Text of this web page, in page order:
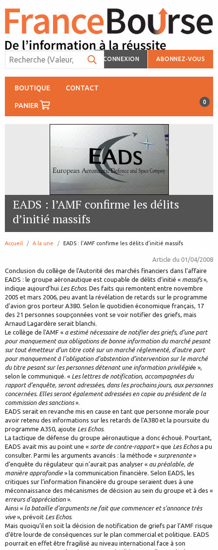
CONNEXION ABONNEZ-VOUS
BOUTIQUE CONTACT
PANIER 0
EADS : l’AMF confirme les délits
d’initié massifs
Accueil A la une page:
EADS : l’AMF confirme les délits d’initié massifs
Article du 01/04/2008
Conclusion du collège de l'Autorité des marchés financiers dans l’affaire
EADS : le groupe aéronautique est coupable de délits d’initié « massifs»,
indique aujourd’hui Les Echos. Des faits qui remontent entre novembre
2005 et mars 2006, peu avant la révélation de retards sur le programme
d'avion gros porteur A380. Selon le quotidien économique français, 17
des 21 personnes soupçonnées vont se voir notifier des griefs, mais
Arnaud Lagardère serait blanchi.
Le collège de l'AMF « a estimé nécessaire de notifier des griefs, d’une part
pour manquement aux obligations de bonne information du marché pesant
sur tout émetteur d’un titre coté sur un marché réglementé, d’autre part
pour manquement à l’obligation d’abstention d’intervention sur le marché
du titre pesant sur les personnes détenant une information privilégiée »,
selon le communiqué. « Les lettres de notification, accompagnées du
rapport d’enquête, seront adressées, dans les prochains jours, aux personnes
concernées. Elles seront également adressées en copie au président de la
commission des sanctions».
EADS serait en revanche mis en cause en tant que personne morale pour
avoir retenu des informations sur les retards de l'A380 et la poursuite du
programme A350, ajoute Les Echos.
La tactique de défense du groupe aéronautique a donc échoué. Pourtant,
EADS avait mis au point une « sorte de contre-rapport» que Les Echosa pu
consulter. Parmi les arguments avancés : la méthode « surprenante»
d’enquête du régulateur qui n’aurait pas analyser « au préalable, de
manière approfondie» la communication financière. Selon EADS, les
critiques sur l’information financière du groupe seraient dues à une
méconnaissance des mécanismes de décision au sein du groupe et à des «
erreurs d'appréciation».
Ainsi « la bataille d'arguments ne fait que commencer et s'annonce très
vive», prévoit Les Echos.
Mais quoiqu’il en soit la décision de notification de griefs par l’AMF risque
d’être lourde de conséquences sur le plan commercial et politique. EADS
pourrait en effet être fragilisé au niveau international face à son